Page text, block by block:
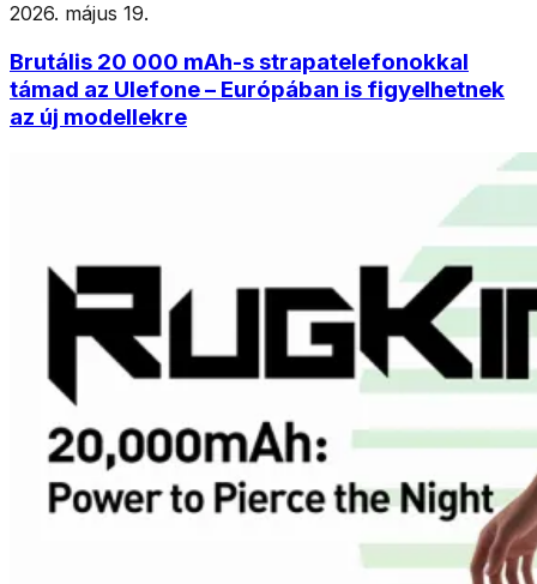
2026. május 19.
Brutális 20 000 mAh-s strapatelefonokkal
támad az Ulefone – Európában is figyelhetnek
az új modellekre